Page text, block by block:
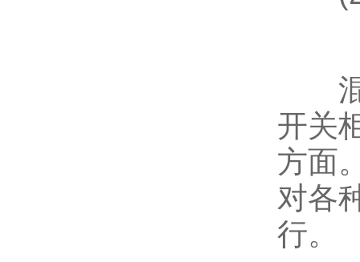
混
开关
方面
对各
行。